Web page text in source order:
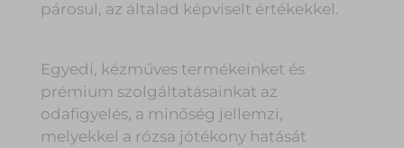
párosul, az általad képviselt értékekkel.
Egyedi, kézműves termékeinket és
prémium szolgáltatásainkat az
odafigyelés, a minőség jellemzi,
melyekkel a rózsa jótékony hatását